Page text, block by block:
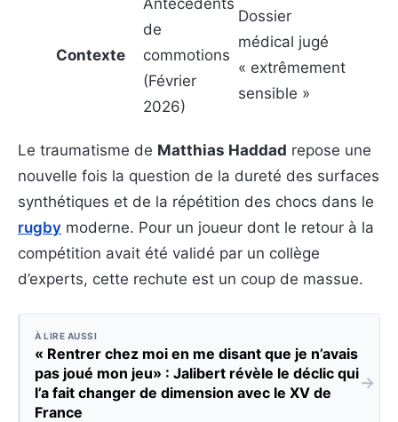
Contexte
de
commotions
(Février
2026)
Dossier
médical jugé
« extrêmement
sensible »
Le traumatisme de Matthias Haddad repose une
nouvelle fois la question de la dureté des surfaces
synthétiques et de la répétition des chocs dans le
rugby moderne. Pour un joueur dont le retour à la
compétition avait été validé par un collège
d’experts, cette rechute est un coup de massue.
À LIRE AUSSI
« Rentrer chez moi en me disant que je n’avais
pas joué mon jeu» : Jalibert révèle le déclic qui
l’a fait changer de dimension avec le XV de
France
→